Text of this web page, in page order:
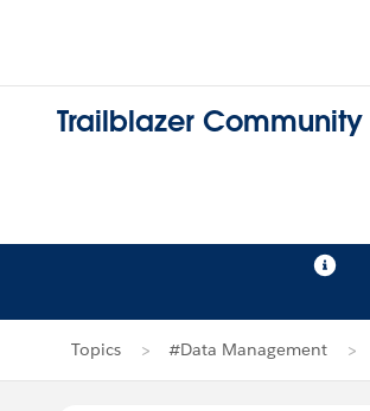
Trailblazer Community
Topics #Data Management